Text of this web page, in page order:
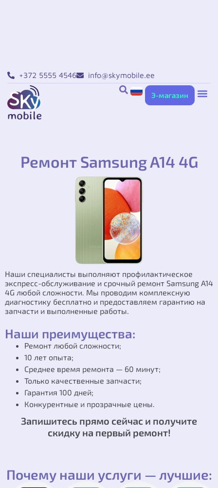
+372 5555 4546 info@skymobile.ee
Э-магазин
Ремонт Samsung A14 4G
Наши специалисты выполняют профилактическое
экспресс-обслуживание и срочный ремонт Samsung A14
4G любой сложности. Мы проводим комплексную
диагностику бесплатно и предоставляем гарантию на
запчасти и выполненные работы.
Наши преимущества:
Ремонт любой сложности;
10 лет опыта;
Среднее время ремонта — 60 минут;
Только качественные запчасти;
Гарантия 100 дней;
Конкурентные и прозрачные цены.
Запишитесь прямо сейчас и получите
скидку на первый ремонт!
Почему наши услуги — лучшие: